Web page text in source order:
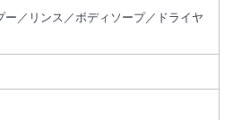
ー／リンス／ボディソープ／ドライヤ